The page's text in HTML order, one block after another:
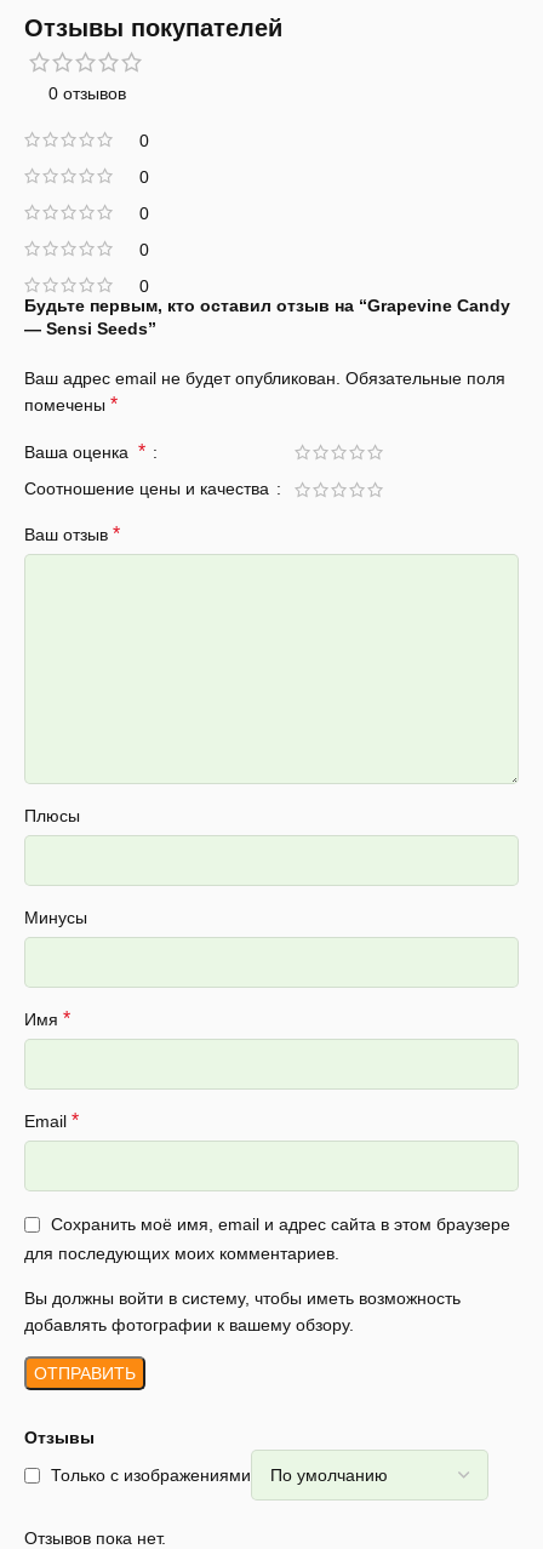
Отзывы покупателей
0 отзывов
0
0
0
0
0
Отзывы
Только с изображениями
Отзывов пока нет.
Будьте первым, кто оставил отзыв на “Grapevine Candy
— Sensi Seeds”
Ваш адрес email не будет опубликован. Обязательные поля
помечены *
Ваша оценка *
Соотношение цены и качества
Ваш отзыв *
Плюсы
Минусы
Имя *
Email *
Сохранить моё имя, email и адрес сайта в этом браузере
для последующих моих комментариев.
Вы должны войти в систему, чтобы иметь возможность
добавлять фотографии к вашему обзору.